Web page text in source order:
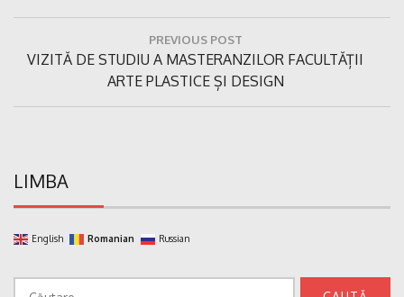
articole
PREVIOUS POST
Previous
VIZITĂ DE STUDIU A MASTERANZILOR FACULTĂȚII
ARTE PLASTICE ȘI DESIGN
LIMBA
English Romanian Russian